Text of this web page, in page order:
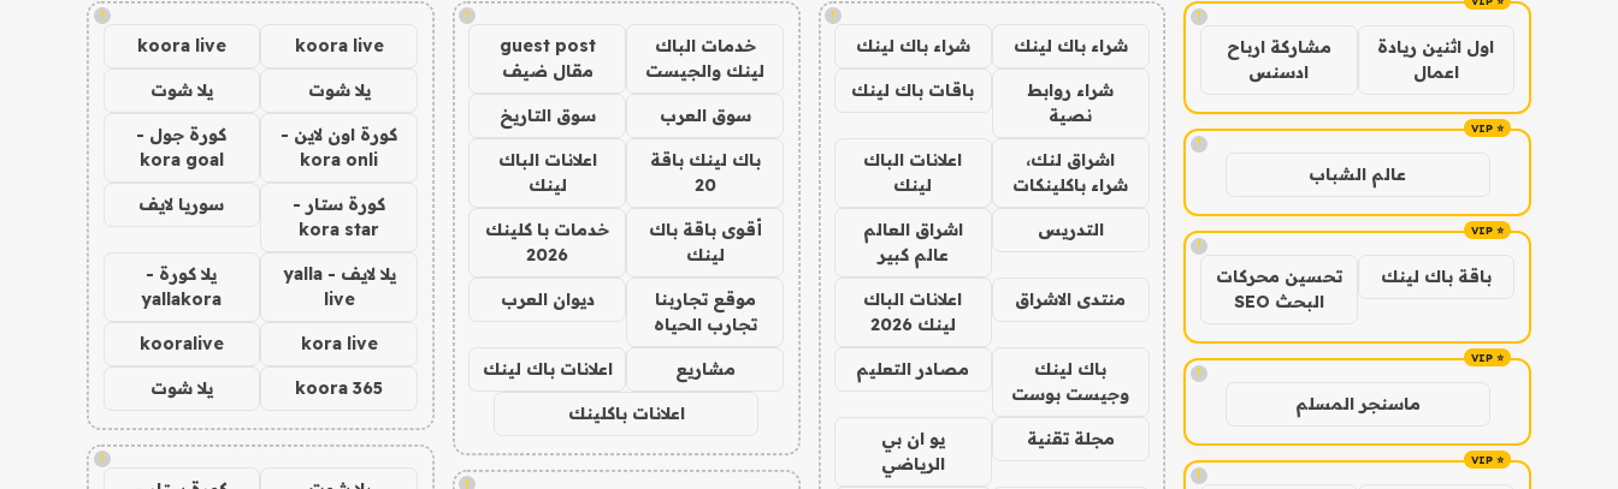
!
اول اثنين ريادة
اعمال
مشاركة ارباح
ادسنس
!
عالم الشباب
!
باقة باك لينك
تحسين محركات
البحث SEO
!
ماسنجر المسلم
!
!
شراء باك لينك شراء باك لينك
شراء روابط
نصية
باقات باك لينك
اشراق لنك،
شراء باكلينكات
اعلانات الباك
لينك
التدريس
اشراق العالم
عالم كبير
منتدى الاشراق
اعلانات الباك
لينك 2026
باك لينك
وجيست بوست
مصادر التعليم
مجلة تقنية
يو ان بي
الرياضي
!
خدمات الباك
لينك والجيست
guest post
مقال ضيف
سوق العرب سوق التاريخ
باك لينك باقة
20
اعلانات الباك
لينك
أقوى باقة باك
لينك
خدمات با كلينك
2026
موقع تجاربنا
تجارب الحياه
ديوان العرب
مشاريع اعلانات باك لينك
اعلانات باكلينك
!
!
koora live
koora live
يلا شوت يلا شوت
كورة اون لاين -
kora onli
كورة جول -
kora goal
كورة ستار -
kora star
سوريا لايف
يلا لايف - yalla
live
يلا كورة -
yallakora
kora live
kooralive
koora 365 يلا شوت
!